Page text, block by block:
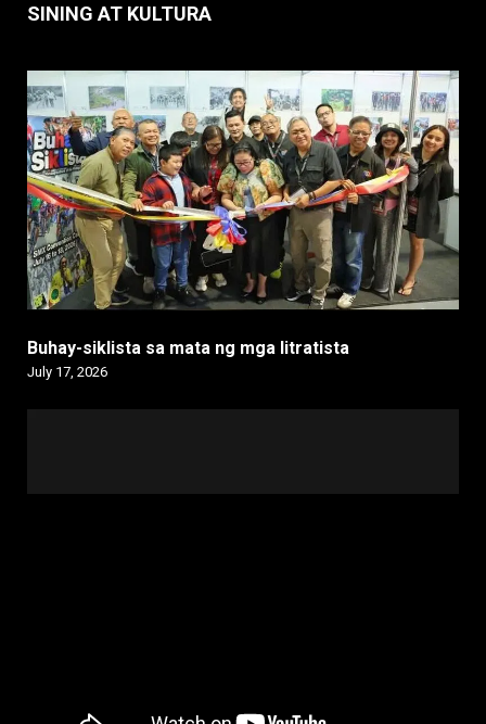
SINING AT KULTURA
Buhay-siklista sa mata ng mga litratista
July 17, 2026